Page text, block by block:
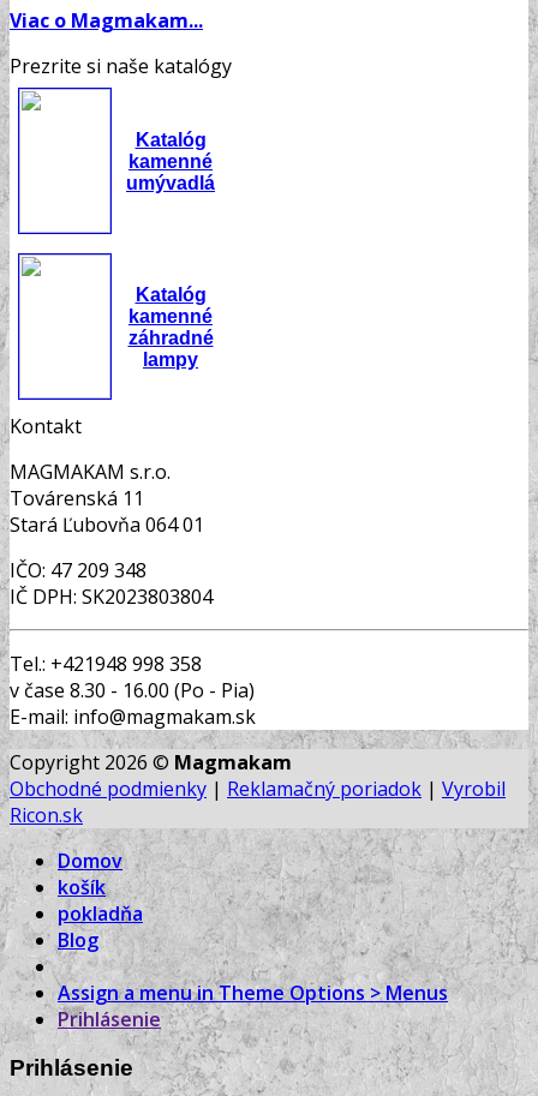
Viac o Magmakam...
Prezrite si naše katalógy
Katalóg
kamenné
umývadlá
Katalóg
kamenné
záhradné
lampy
Kontakt
MAGMAKAM s.r.o.
Továrenská 11
Stará Ľubovňa 064 01
IČO: 47 209 348
IČ DPH: SK2023803804
Tel.: +421948 998 358
v čase 8.30 - 16.00 (Po - Pia)
E-mail: info@magmakam.sk
Copyright 2026 © Magmakam
Obchodné podmienky | Reklamačný poriadok | Vyrobil
Ricon.sk
Domov
košík
pokladňa
Blog
Assign a menu in Theme Options > Menus
Prihlásenie
Prihlásenie